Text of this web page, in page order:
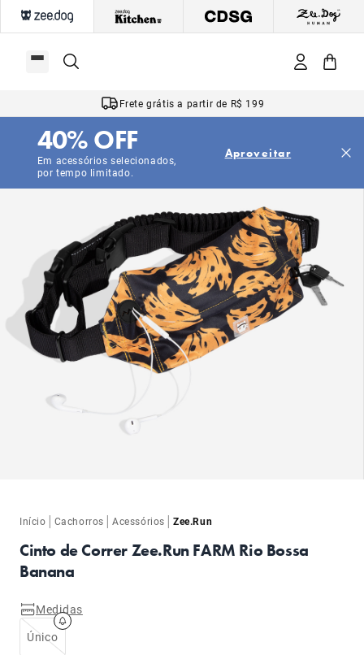
Frete grátis a partir de R$ 199
Em acessórios selecionados,
por tempo limitado.
40% OFF Aproveitar
Início | Cachorros |Acessórios |Zee.Run
Cinto de Correr Zee.Run FARM Rio Bossa
Banana
Medidas
Único